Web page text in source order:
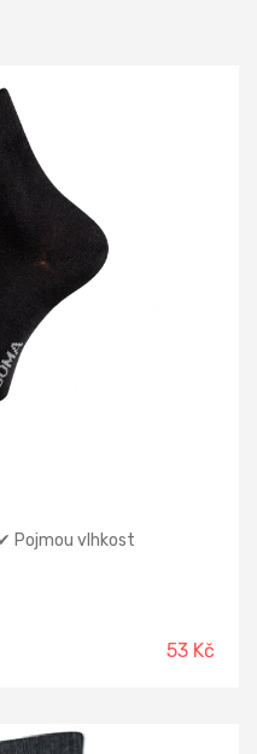
Pojmou vlhkost
53 Kč